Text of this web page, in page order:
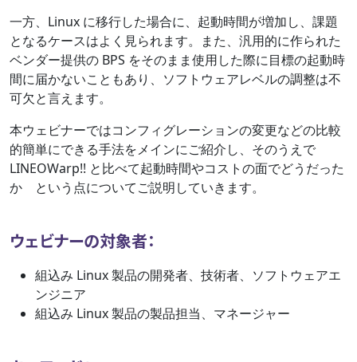
一方、Linux に移行した場合に、起動時間が増加し、課題
となるケースはよく見られます。また、汎用的に作られた
ベンダー提供の BPS をそのまま使用した際に目標の起動時
間に届かないこともあり、ソフトウェアレベルの調整は不
可欠と言えます。
本ウェビナーではコンフィグレーションの変更などの比較
的簡単にできる手法をメインにご紹介し、そのうえで
LINEOWarp!! と比べて起動時間やコストの面でどうだった
か という点についてご説明していきます。
ウェビナーの対象者：
組込み Linux 製品の開発者、技術者、ソフトウェアエ
ンジニア
組込み Linux 製品の製品担当、マネージャー